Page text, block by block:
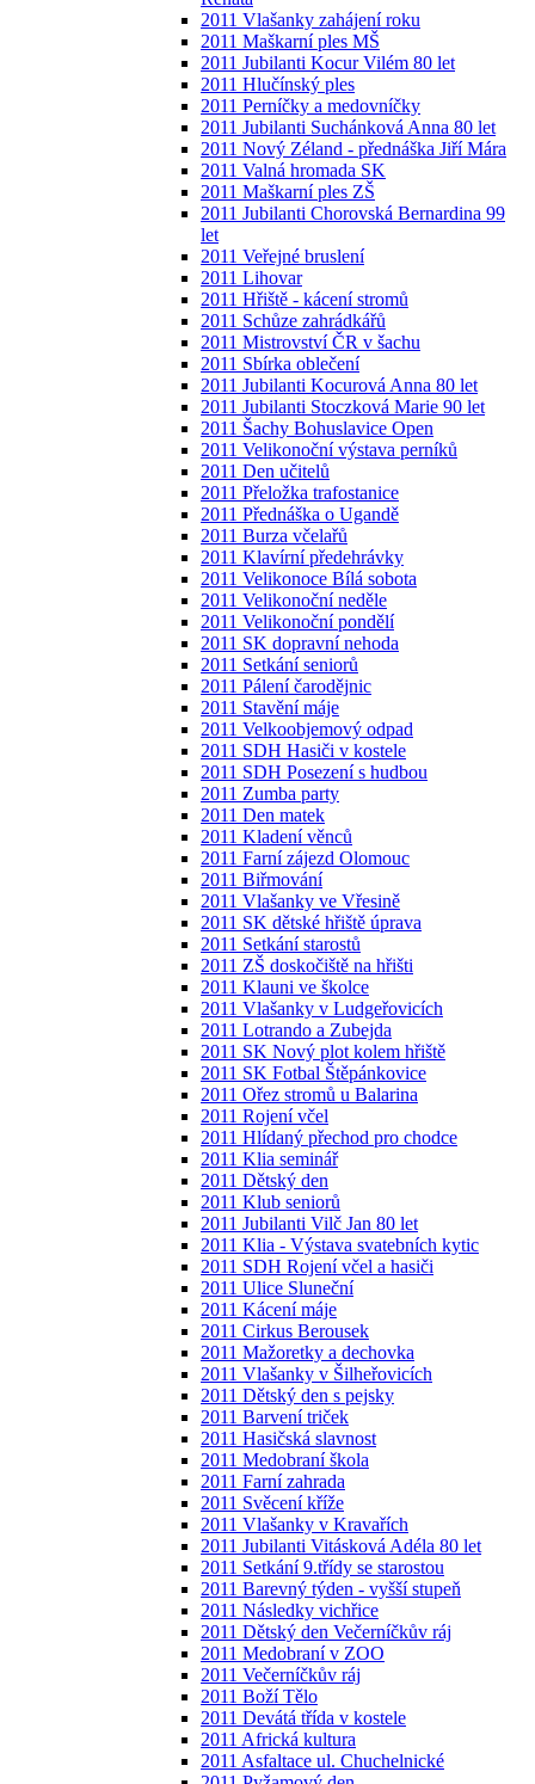
2011 Vlašanky zahájení roku
2011 Maškarní ples MŠ
2011 Jubilanti Kocur Vilém 80 let
2011 Hlučínský ples
2011 Perníčky a medovníčky
2011 Jubilanti Suchánková Anna 80 let
2011 Nový Zéland - přednáška Jiří Mára
2011 Valná hromada SK
2011 Maškarní ples ZŠ
2011 Jubilanti Chorovská Bernardina 99
let
2011 Veřejné bruslení
2011 Lihovar
2011 Hřiště - kácení stromů
2011 Schůze zahrádkářů
2011 Mistrovství ČR v šachu
2011 Sbírka oblečení
2011 Jubilanti Kocurová Anna 80 let
2011 Jubilanti Stoczková Marie 90 let
2011 Šachy Bohuslavice Open
2011 Velikonoční výstava perníků
2011 Den učitelů
2011 Přeložka trafostanice
2011 Přednáška o Ugandě
2011 Burza včelařů
2011 Klavírní předehrávky
2011 Velikonoce Bílá sobota
2011 Velikonoční neděle
2011 Velikonoční pondělí
2011 SK dopravní nehoda
2011 Setkání seniorů
2011 Pálení čarodějnic
2011 Stavění máje
2011 Velkoobjemový odpad
2011 SDH Hasiči v kostele
2011 SDH Posezení s hudbou
2011 Zumba party
2011 Den matek
2011 Kladení věnců
2011 Farní zájezd Olomouc
2011 Biřmování
2011 Vlašanky ve Vřesině
2011 SK dětské hřiště úprava
2011 Setkání starostů
2011 ZŠ doskočiště na hřišti
2011 Klauni ve školce
2011 Vlašanky v Ludgeřovicích
2011 Lotrando a Zubejda
2011 SK Nový plot kolem hřiště
2011 SK Fotbal Štěpánkovice
2011 Ořez stromů u Balarina
2011 Rojení včel
2011 Hlídaný přechod pro chodce
2011 Klia seminář
2011 Dětský den
2011 Klub seniorů
2011 Jubilanti Vilč Jan 80 let
2011 Klia - Výstava svatebních kytic
2011 SDH Rojení včel a hasiči
2011 Ulice Sluneční
2011 Kácení máje
2011 Cirkus Berousek
2011 Mažoretky a dechovka
2011 Vlašanky v Šilheřovicích
2011 Dětský den s pejsky
2011 Barvení triček
2011 Hasičská slavnost
2011 Medobraní škola
2011 Farní zahrada
2011 Svěcení kříže
2011 Vlašanky v Kravařích
2011 Jubilanti Vitásková Adéla 80 let
2011 Setkání 9.třídy se starostou
2011 Barevný týden - vyšší stupeň
2011 Následky vichřice
2011 Dětský den Večerníčkův ráj
2011 Medobraní v ZOO
2011 Večerníčkův ráj
2011 Boží Tělo
2011 Devátá třída v kostele
2011 Africká kultura
2011 Asfaltace ul. Chuchelnické